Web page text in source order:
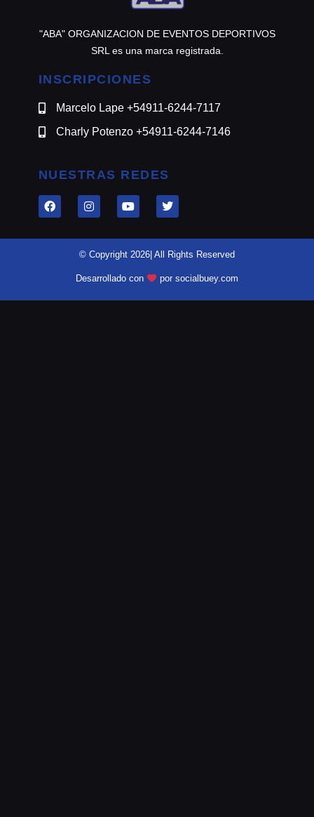
"ABA" ORGANIZACION DE EVENTOS DEPORTIVOS
SRL es una marca registrada.
INSCRIPCIONES
Marcelo Lape +54911-6244-7117
Charly Potenzo +54911-6244-7146
NUESTRAS REDES
© Copyright 2026| All Rights Reserved
Desarrollado con por socialbuey.com